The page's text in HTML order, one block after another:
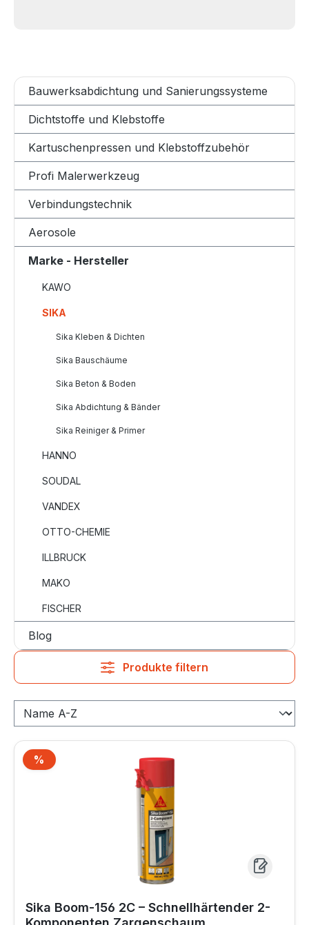
Bauwerksabdichtung und Sanierungssysteme
Dichtstoffe und Klebstoffe
Kartuschenpressen und Klebstoffzubehör
Profi Malerwerkzeug
Verbindungstechnik
Aerosole
Marke - Hersteller
KAWO
SIKA
Sika Kleben & Dichten
Sika Bauschäume
Sika Beton & Boden
Sika Abdichtung & Bänder
Sika Reiniger & Primer
HANNO
SOUDAL
VANDEX
OTTO-CHEMIE
ILLBRUCK
MAKO
FISCHER
Blog
Produkte filtern
Rabatt
%
Sika Boom-156 2C – Schnellhärtender 2-